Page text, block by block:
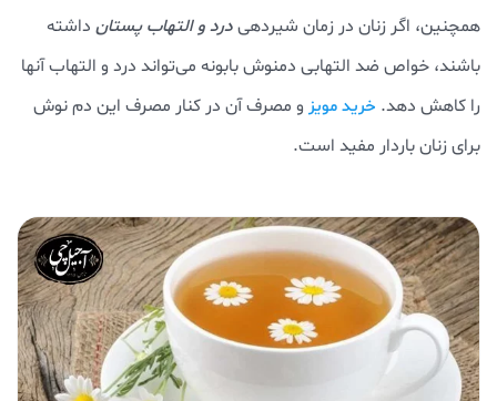
همچنین، اگر زنان در زمان شیردهیدرد و التهاب پستان داشته
باشند، خواص ضد التهابی دمنوش بابونه می‌تواند درد و التهاب آنها
را کاهش دهد. خرید مویز و مصرف آن در کنار مصرف این دم نوش
برای زنان باردار مفید است.